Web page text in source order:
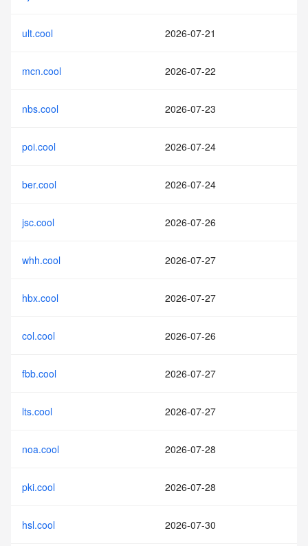
ult.cool 2026-07-21
mcn.cool 2026-07-22
nbs.cool 2026-07-23
poi.cool 2026-07-24
ber.cool 2026-07-24
jsc.cool 2026-07-26
whh.cool 2026-07-27
hbx.cool 2026-07-27
col.cool 2026-07-26
fbb.cool 2026-07-27
lts.cool 2026-07-27
noa.cool 2026-07-28
pki.cool 2026-07-28
hsl.cool 2026-07-30